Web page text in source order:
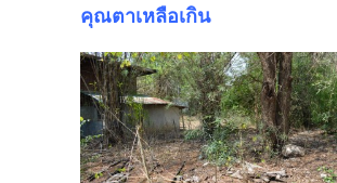
คุณตาเหลือเกิน